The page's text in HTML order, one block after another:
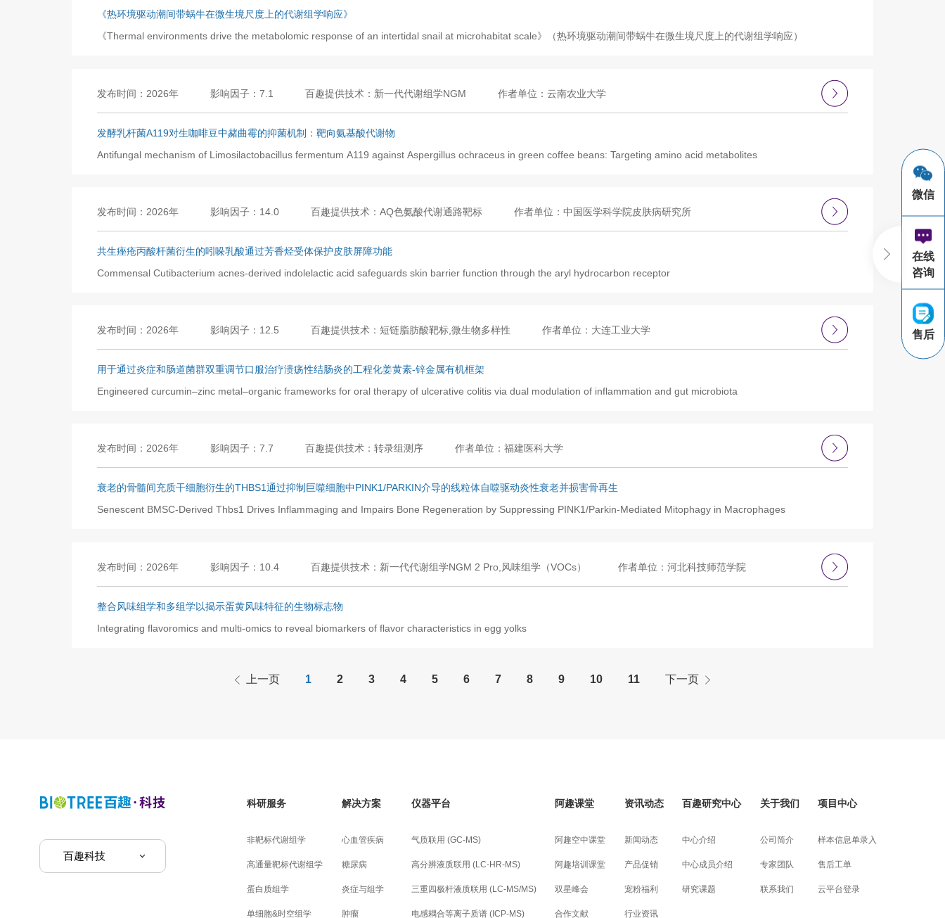
《热环境驱动潮间带蜗牛在微生境尺度上的代谢组学响应》
《Thermal environments drive the metabolomic response of an intertidal snail at microhabitat scale》（热环境驱动潮间带蜗牛在微生境尺度上的代谢组学响应）
发布时间：2026年 影响因子：7.1 百趣提供技术：新一代代谢组学NGM 作者单位：云南农业大学
发酵乳杆菌A119对生咖啡豆中赭曲霉的抑菌机制：靶向氨基酸代谢物
Antifungal mechanism of Limosilactobacillus fermentum A119 against Aspergillus ochraceus in green coffee beans: Targeting amino acid metabolites
发布时间：2026年 影响因子：14.0 百趣提供技术：AQ色氨酸代谢通路靶标 作者单位：中国医学科学院皮肤病研究所
共生痤疮丙酸杆菌衍生的吲哚乳酸通过芳香烃受体保护皮肤屏障功能
Commensal Cutibacterium acnes-derived indolelactic acid safeguards skin barrier function through the aryl hydrocarbon receptor
发布时间：2026年 影响因子：12.5 百趣提供技术：短链脂肪酸靶标,微生物多样性 作者单位：大连工业大学
用于通过炎症和肠道菌群双重调节口服治疗溃疡性结肠炎的工程化姜黄素-锌金属有机框架
Engineered curcumin–zinc metal–organic frameworks for oral therapy of ulcerative colitis via dual modulation of inflammation and gut microbiota
发布时间：2026年 影响因子：7.7 百趣提供技术：转录组测序 作者单位：福建医科大学
衰老的骨髓间充质干细胞衍生的THBS1通过抑制巨噬细胞中PINK1/PARKIN介导的线粒体自噬驱动炎性衰老并损害骨再生
Senescent BMSC-Derived Thbs1 Drives Inflammaging and Impairs Bone Regeneration by Suppressing PINK1/Parkin-Mediated Mitophagy in Macrophages
发布时间：2026年 影响因子：10.4 百趣提供技术：新一代代谢组学NGM 2 Pro,风味组学（VOCs） 作者单位：河北科技师范学院
整合风味组学和多组学以揭示蛋黄风味特征的生物标志物
Integrating flavoromics and multi-omics to reveal biomarkers of flavor characteristics in egg yolks
上一页 1 2 3 4 5 6 7 8 9 10 11 下一页
百趣科技
科研服务
非靶标代谢组学
高通量靶标代谢组学
蛋白质组学
单细胞&时空组学
解决方案
心血管疾病
糖尿病
炎症与组学
肿瘤
仪器平台
气质联用 (GC-MS)
高分辨液质联用 (LC-HR-MS)
三重四极杆液质联用 (LC-MS/MS)
电感耦合等离子质谱 (ICP-MS)
阿趣课堂
阿趣空中课堂
阿趣培训课堂
双星峰会
合作文献
资讯动态
新闻动态
产品促销
宠粉福利
行业资讯
百趣研究中心
中心介绍
中心成员介绍
研究课题
关于我们
公司简介
专家团队
联系我们
项目中心
样本信息单录入
售后工单
云平台登录
微信
在线
咨询
售后